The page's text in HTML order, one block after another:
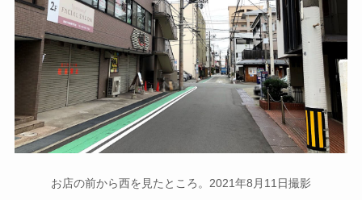
お店の前から西を見たところ。2021年8月11日撮影